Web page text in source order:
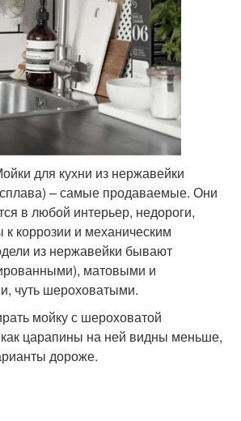
для кухни из нержавейки
– самые продаваемые. Они
в любой интерьер, недороги,
к коррозии и механическим
из нержавейки бывают
матовыми и
чуть шероховатыми.
мойку с шероховатой
как царапины на ней видны меньше,
дороже.